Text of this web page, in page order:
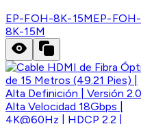
EP-FOH-8K-15MEP-FOH-
8K-15M